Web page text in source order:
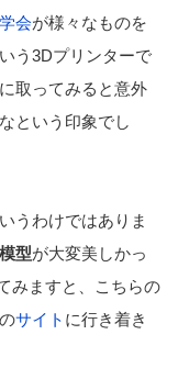
会が様々なものを
う3Dプリンターで
取ってみると意外
という印象でし
うわけではありま
型が大変美しかっ
みますと、こちらの
サイト に行き着き